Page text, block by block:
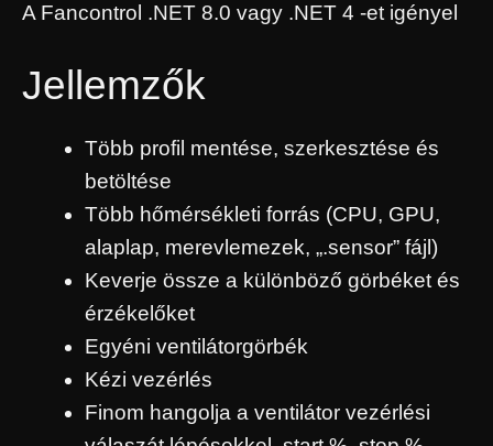
A Fancontrol .NET 8.0 vagy .NET 4 -et igényel
Jellemzők
Több profil mentése, szerkesztése és
betöltése
Több hőmérsékleti forrás (CPU, GPU,
alaplap, merevlemezek, „.sensor” fájl)
Keverje össze a különböző görbéket és
érzékelőket
Egyéni ventilátorgörbék
Kézi vezérlés
Finom hangolja a ventilátor vezérlési